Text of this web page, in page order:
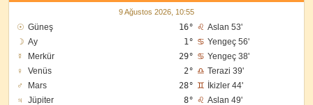
9 Ağustos 2026, 10:55
☉ Güneş 16° ♌ Aslan 53'
☽ Ay 1° ♋ Yengeç 56'
☿
Merkür 29° ♋ Yengeç 38'
♀
Venüs 2° ♎ Terazi 39'
♂
Mars 28° ♊
İkizler 44'
♃
Jüpiter 8° ♌ Aslan 49'